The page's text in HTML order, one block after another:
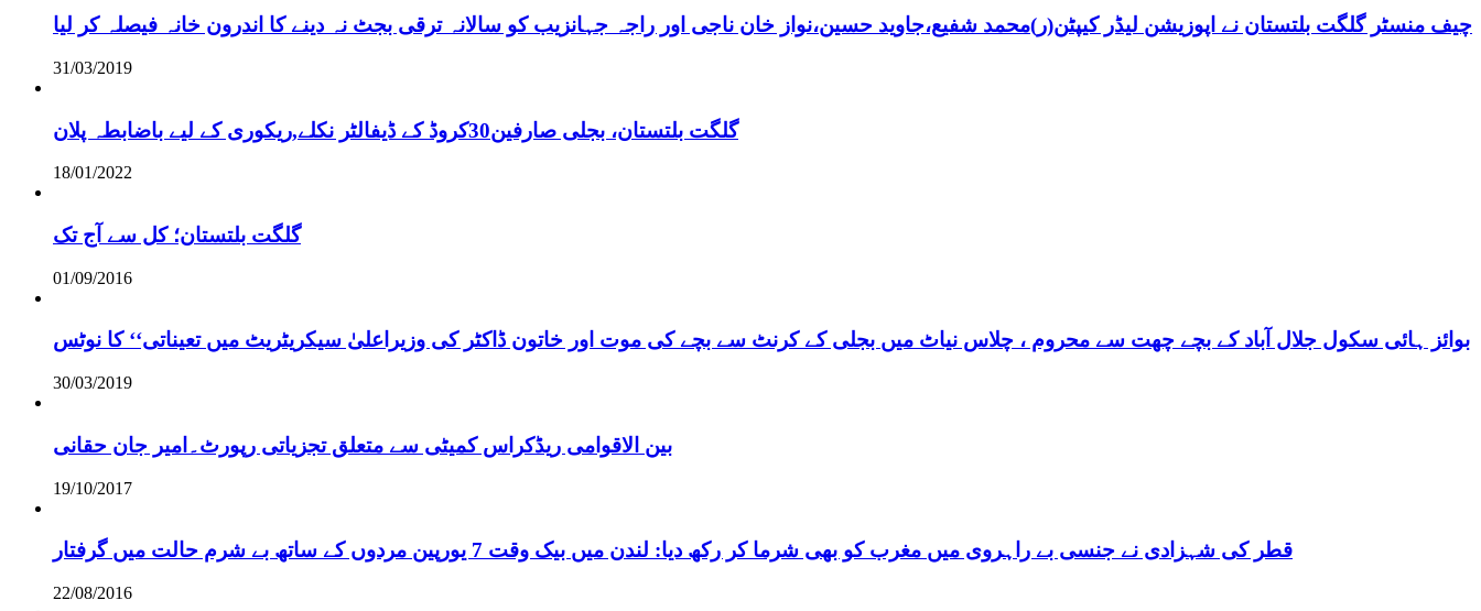
چیف منسٹر گلگت بلتستان نے اپوزیشن لیڈر کیپٹن(ر)محمد شفیع،جاوید حسین،نواز خان ناجی اور راجہ جہانزیب کو سالانہ ترقی بجٹ نہ دینے کا اندرون خانہ فیصلہ کر لیا
31/03/2019
گلگت بلتستان، بجلی صارفین30کروڈ کے ڈیفالٹر نکلے,ریکوری کے لیے باضابطہ پلان
18/01/2022
گلگت بلتستان؛ کل سے آج تک
01/09/2016
بوائز ہائی سکول جلال آباد کے بچے چھت سے محروم ، چلاس نیاٹ میں بجلی کے کرنٹ سے بچے کی موت اور خاتون ڈاکٹر کی وزیراعلیٰ سیکریٹریٹ میں تعیناتی‘‘ کا نوٹس
30/03/2019
بین الاقوامی ریڈکراس کمیٹی سے متعلق تجزیاتی رپورٹ۔امیر جان حقانی
19/10/2017
قطر کی شہزادی نے جنسی بے راہروی میں مغرب کو بھی شرما کر رکھ دیا: لندن میں بیک وقت 7 یورپین مردوں کے ساتھ بے شرم حالت میں گرفتار
22/08/2016